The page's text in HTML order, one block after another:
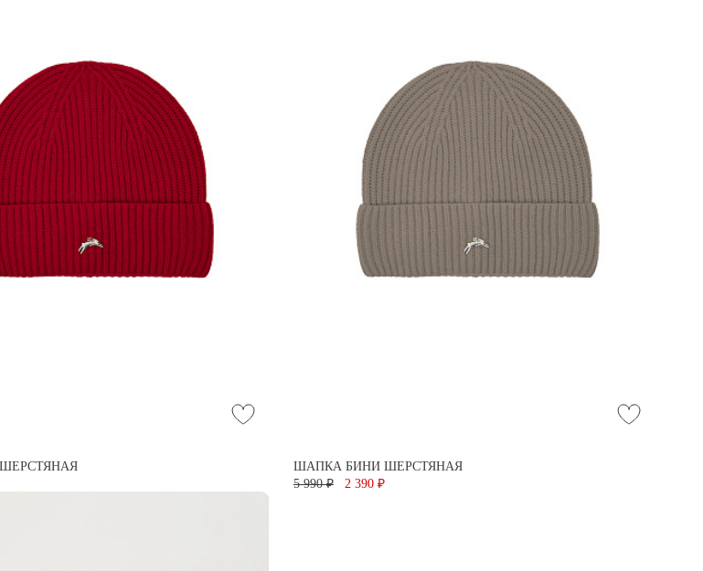
ШАПКА БИНИ ШЕРСТЯНАЯ
5 990 ₽
2 390 ₽